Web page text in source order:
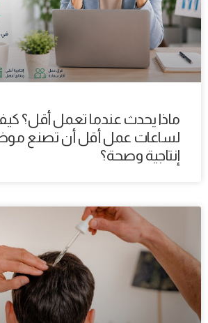
ماذا يحدث عندما تعمل أقل؟
لساعات عمل أقل أن تصنع
إنتاجية وصحة؟